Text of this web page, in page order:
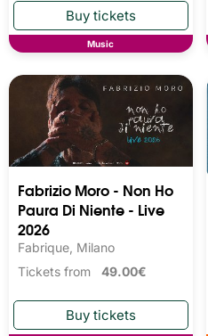
Music
Fabrizio Moro - Non Ho
Paura Di Niente - Live
2026
Fabrique, Milano
Tickets from 49.00€